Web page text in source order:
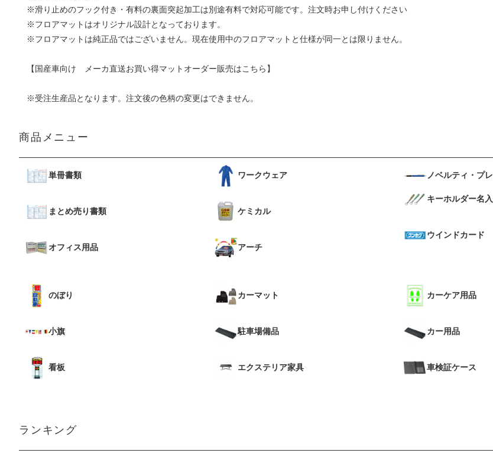
※滑り止めのフック付き・有料の裏面突起加工は別途有料で対応可能です。注文時お申し付けください
※フロアマットはオリジナル設計となっております。
※フロアマットは純正品ではございません。現在使用中のフロアマットと仕様が同一とは限りません。
【国産車向け メーカ直送お買い得マットオーダー販売はこちら】
※受注生産品となります。注文後の色柄の変更はできません。
商品メニュー
単冊書類
まとめ売り書類
オフィス用品
ワークウェア
ケミカル
アーチ
ノベルティ・プ
キーホルダー名
ウインドカード
のぼり
小旗
看板
カーマット
駐車場備品
エクステリア家具
カーケア用品
カー用品
車検証ケース
ランキング